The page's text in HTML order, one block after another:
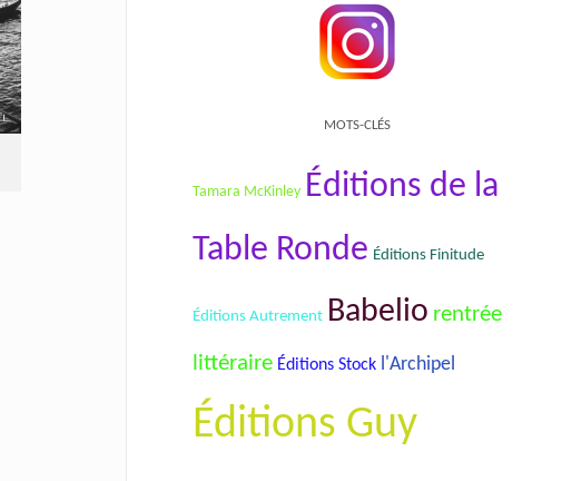
MOTS-CLÉS
Tamara McKinley Éditions de la
Table Ronde Éditions Finitude
Éditions Autrement Babelio rentrée
littéraire Éditions Stock l'Archipel
Éditions Guy